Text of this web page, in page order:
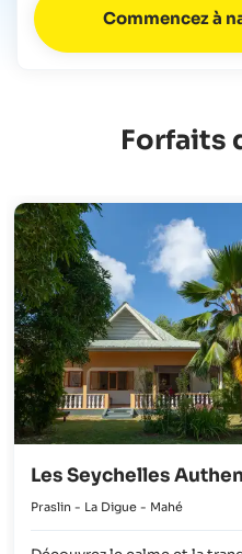
Commencez à
Forfaits
Les Seychelles
Praslin - La Digue - Mahé